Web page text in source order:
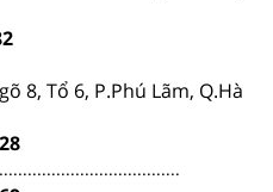
8, Tổ 6, P.Phú Lãm, Q.Hà